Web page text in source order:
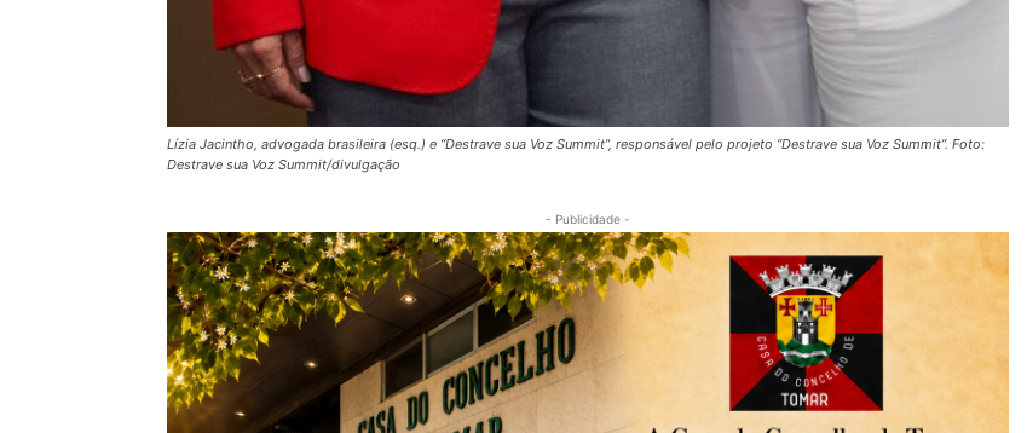
Lízia Jacintho, advogada brasileira (esq.) e “Destrave sua Voz Summit”, responsável pelo projeto “Destrave sua Voz Summit”. Foto:
Destrave sua Voz Summit/divulgação
- Publicidade -